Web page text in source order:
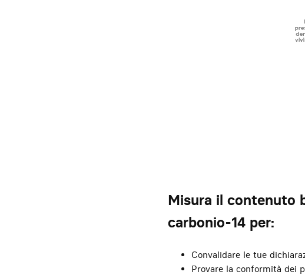
Misura il contenuto
carbonio-14 per:
Convalidare le tue
Provare la conformità dei